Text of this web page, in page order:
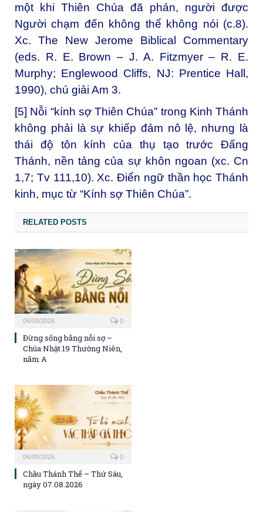
một khi Thiên Chúa đã phán, người được
Người chạm đến không thể không nói (c.8).
Xc. The New Jerome Biblical Commentary
(eds. R. E. Brown – J. A. Fitzmyer – R. E.
Murphy; Englewood Cliffs, NJ: Prentice Hall,
1990), chú giải Am 3.
[5] Nỗi “kính sợ Thiên Chúa” trong Kinh Thánh
không phải là sự khiếp đảm nô lệ, nhưng là
thái độ tôn kính của thụ tạo trước Đấng
Thánh, nền tảng của sự khôn ngoan (xc. Cn
1,7; Tv 111,10). Xc. Điển ngữ thần học Thánh
kinh, mục từ “Kính sợ Thiên Chúa”.
RELATED POSTS
06/08/2026 0
Đừng sống bằng nỗi sợ –
Chúa Nhật 19 Thường Niên,
năm A
06/08/2026 0
Chầu Thánh Thể – Thứ Sáu,
ngày 07.08.2026